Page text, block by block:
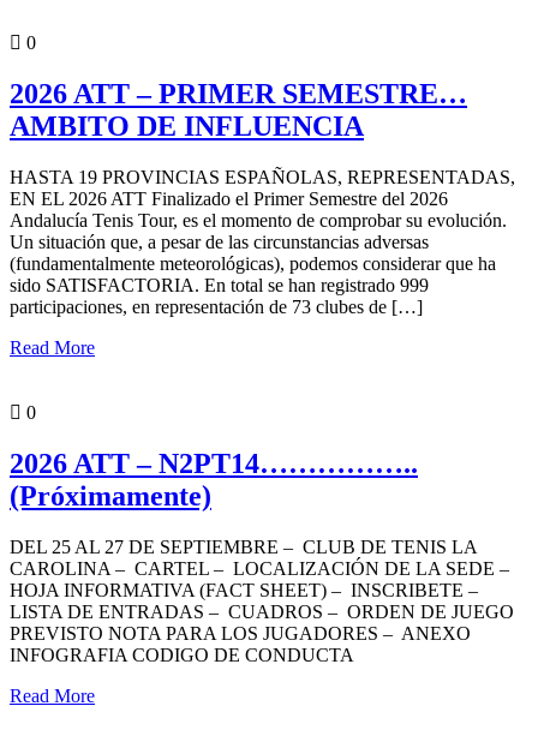
0
2026 ATT – PRIMER SEMESTRE…
AMBITO DE INFLUENCIA
HASTA 19 PROVINCIAS ESPAÑOLAS, REPRESENTADAS,
EN EL 2026 ATT Finalizado el Primer Semestre del 2026
Andalucía Tenis Tour, es el momento de comprobar su evolución.
Un situación que, a pesar de las circunstancias adversas
(fundamentalmente meteorológicas), podemos considerar que ha
sido SATISFACTORIA. En total se han registrado 999
participaciones, en representación de 73 clubes de […]
Read More
0
2026 ATT – N2PT14……………..
(Próximamente)
DEL 25 AL 27 DE SEPTIEMBRE – CLUB DE TENIS LA
CAROLINA – CARTEL – LOCALIZACIÓN DE LA SEDE –
HOJA INFORMATIVA (FACT SHEET) – INSCRIBETE –
LISTA DE ENTRADAS – CUADROS – ORDEN DE JUEGO
PREVISTO NOTA PARA LOS JUGADORES – ANEXO
INFOGRAFIA CODIGO DE CONDUCTA
Read More